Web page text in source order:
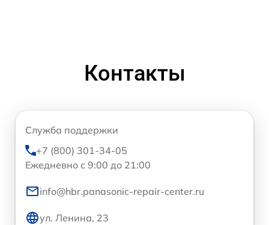
Контакты
Служба поддержки
+7 (800) 301-34-05
Ежедневно с 9:00 до 21:00
info@hbr.panasonic-repair-center.ru
ул. Ленина, 23